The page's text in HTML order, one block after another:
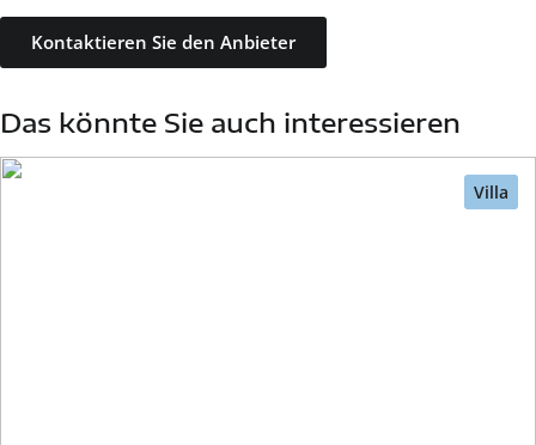
Kontaktieren Sie den Anbieter
Das könnte Sie auch interessieren
Villa